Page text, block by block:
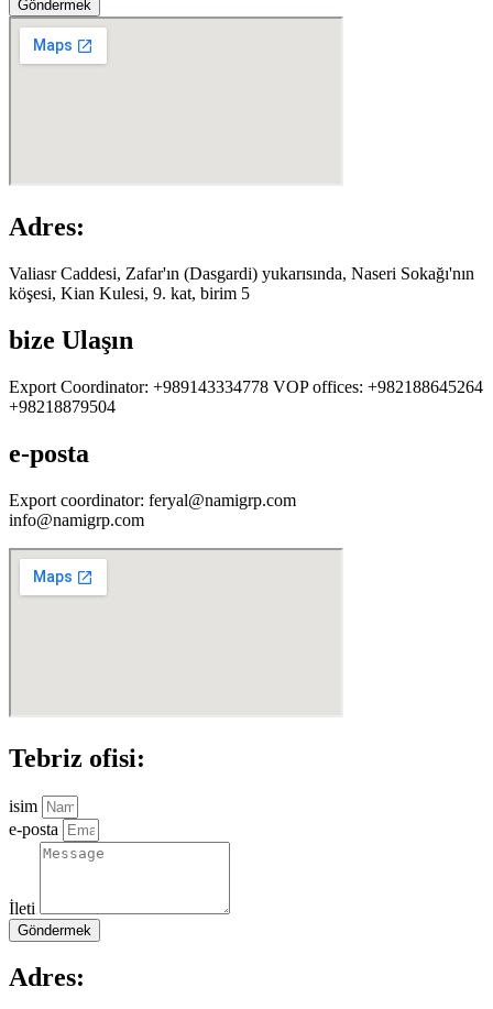
Göndermek
Adres:
Valiasr Caddesi, Zafar'ın (Dasgardi) yukarısında, Naseri Sokağı'nın
köşesi, Kian Kulesi, 9. kat, birim 5
bize Ulaşın
Export Coordinator: +989143334778 VOP offices: +982188645264
+98218879504
e-posta
Export coordinator: feryal@namigrp.com
info@namigrp.com
Tebriz ofisi:
isim
e-posta
İleti
Göndermek
Adres: